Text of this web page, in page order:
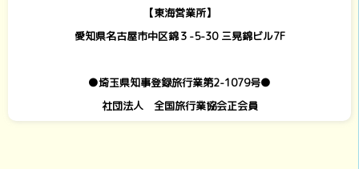
【東海営業所】
愛知県名古屋市中区錦３-5-30 三晃錦ビル7F
●埼玉県知事登録旅行業第2-1079号●
社団法人 全国旅行業協会正会員